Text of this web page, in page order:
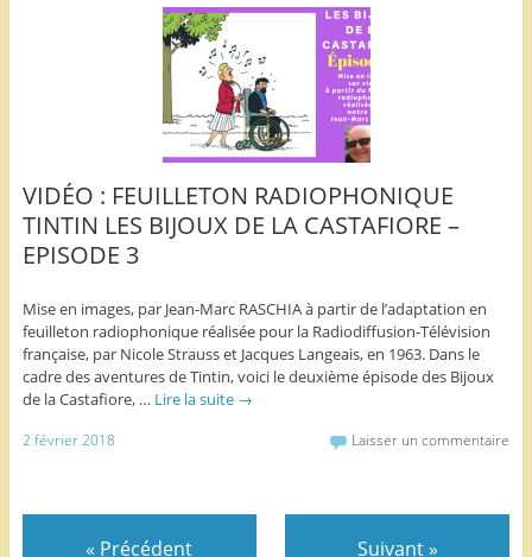
VIDÉO : FEUILLETON RADIOPHONIQUE
TINTIN LES BIJOUX DE LA CASTAFIORE –
EPISODE 3
Mise en images, par Jean-Marc RASCHIA à partir de l’adaptation en
feuilleton radiophonique réalisée pour la Radiodiffusion-Télévision
française, par Nicole Strauss et Jacques Langeais, en 1963. Dans le
cadre des aventures de Tintin, voici le deuxième épisode des Bijoux
de la Castafiore, … Lire la suite →
2 février 2018 Laisser un commentaire
« Précédent Suivant»